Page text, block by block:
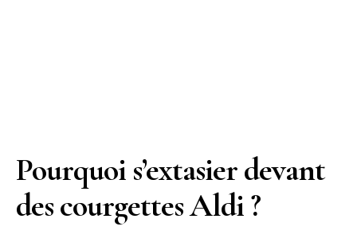
Pourquoi s’extasier devant
des courgettes Aldi ?